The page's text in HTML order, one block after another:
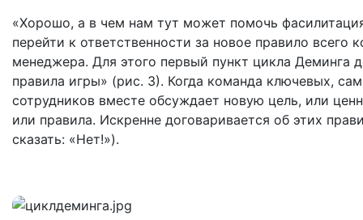
«Хорошо, а в чем нам тут может помочь
перейти к ответственности за новое правило всего
менеджера. Для этого первый пункт цикла Деминга
правила игры» (рис. 3). Когда команда ключевых,
сотрудников вместе обсуждает новую цель, или
или правила. Искренне договаривается об этих
сказать: «Нет!»).